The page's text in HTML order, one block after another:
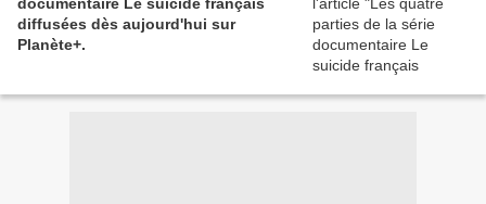
diffusées dès aujourd'hui sur
Planète+.